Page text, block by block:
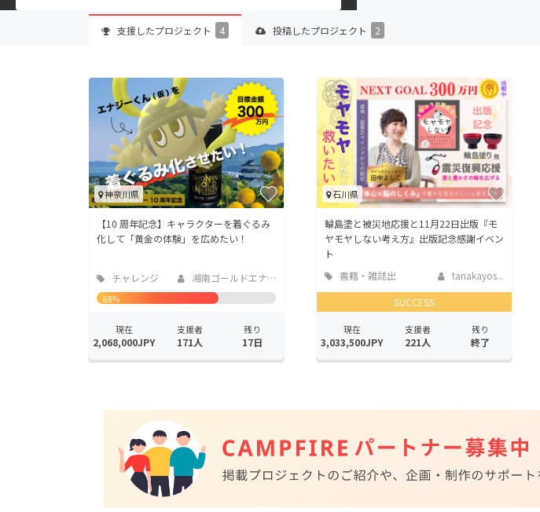
CAMPFIREふるさと納税
支援したプロジェクト 4 投稿したプロジェクト 2
神奈川県
【10 周年記念】キャラクターを着ぐるみ
化して「黄金の体験」を広めたい！
チャレンジ 湘南ゴールドエナジ...
68%
現在
2,068,000JPY
支援者
171人
残り
17日
石川県
輪島塗と被災地応援と11月22日出版『モ
ヤモヤしない考え方』出版記念感謝イベン
ト
書籍・雑誌出
版
tanakayos...
SUCCESS
現在
3,033,500JPY
支援者
221人
残り
終了